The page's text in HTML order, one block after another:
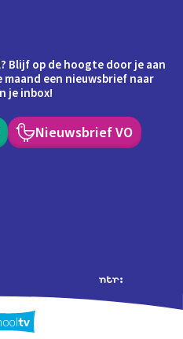
Blijf op de hoogte door je aan
een nieuwsbrief naar
je inbox!
Nieuwsbrief VO